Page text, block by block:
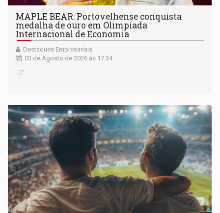
MAPLE BEAR: Portovelhense conquista
medalha de ouro em Olimpíada
Internacional de Economia
Destaques Empresariais
03 de Agosto de 2026 às 17:34